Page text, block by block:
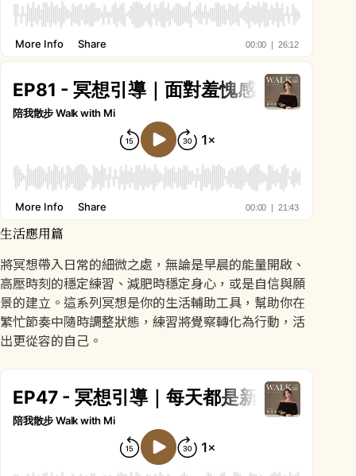
生活應用篇
將冥想帶入日常的細微之處，無論是早晨的能量開啟、
高壓時刻的穩定練習、減肥時穩定身心，或是自信與願
景的建立。這系列冥想是你的生活輔助工具，幫助你在
繁忙節奏中隨時調整狀態，練習將覺察轉化為行動，活
出更從容的自己。